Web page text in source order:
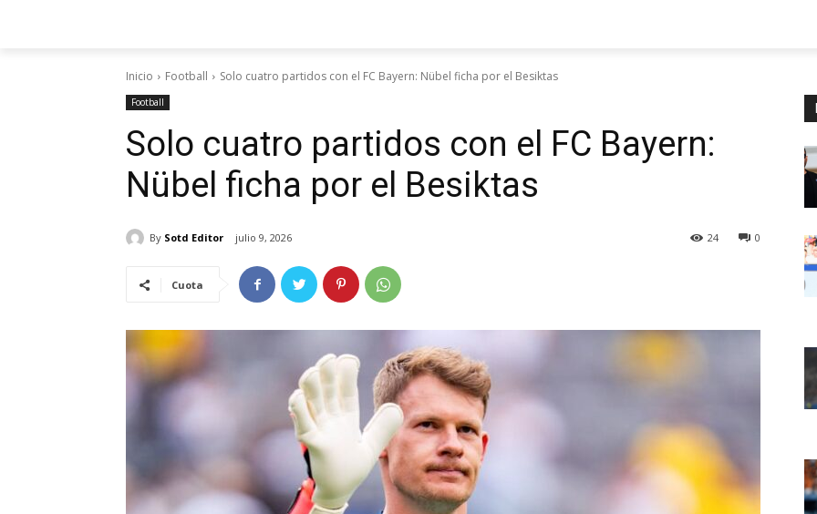
Inicio Football Solo cuatro partidos con el FC Bayern: Nübel ficha por el Besiktas
Football
Solo cuatro partidos con el FC Bayern:
Nübel ficha por el Besiktas
By Sotd Editor julio 9, 2026 0
24
Cuota